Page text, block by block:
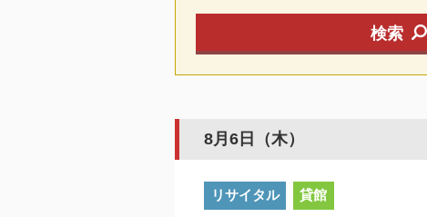
検索
8月6日（木）
リサイタル 貸館